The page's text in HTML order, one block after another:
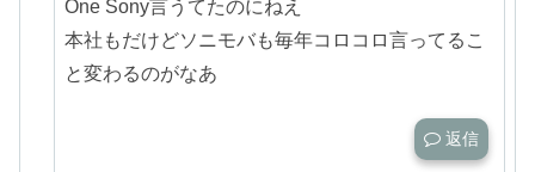
One Sony言うてたのにねえ
本社もだけどソニモバも毎年コロコロ言ってるこ
と変わるのがなあ
返信